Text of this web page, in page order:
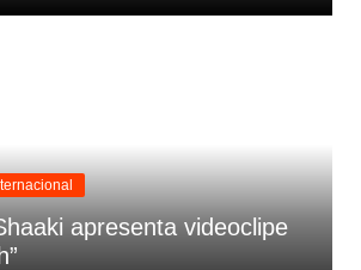
apresenta videoclipe